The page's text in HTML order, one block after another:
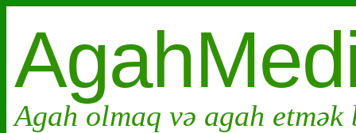
Agah olmaq və agah